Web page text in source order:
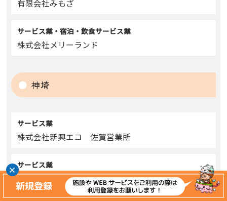
有限会社みもざ
サービス業・宿泊・飲食サービス業
株式会社メリーランド
神埼
サービス業
株式会社新興エコ 佐賀営業所
サービス業
株式会社ワールドインテック 吉野ヶ里事業所